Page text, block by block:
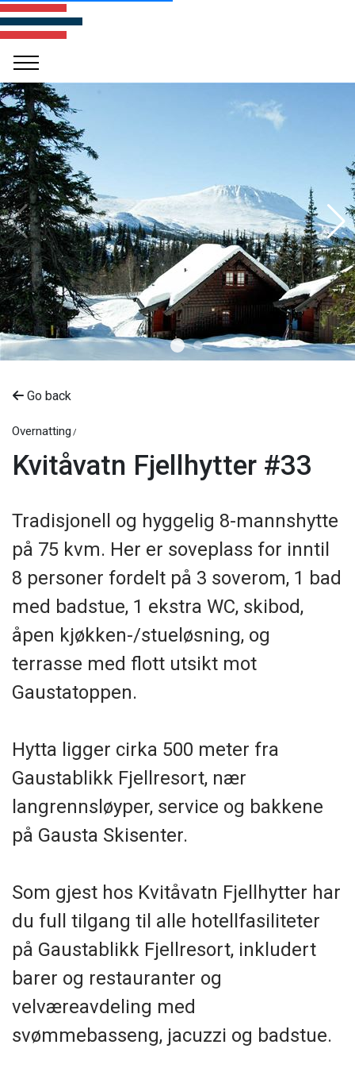
Go back
Overnatting
Kvitåvatn Fjellhytter #33
Tradisjonell og hyggelig 8-mannshytte
på 75 kvm. Her er soveplass for inntil
8 personer fordelt på 3 soverom, 1 bad
med badstue, 1 ekstra WC, skibod,
åpen kjøkken-/stueløsning, og
terrasse med flott utsikt mot
Gaustatoppen.
Hytta ligger cirka 500 meter fra
Gaustablikk Fjellresort, nær
langrennsløyper, service og bakkene
på Gausta Skisenter.
Som gjest hos Kvitåvatn Fjellhytter har
du full tilgang til alle hotellfasiliteter
på Gaustablikk Fjellresort, inkludert
barer og restauranter og
velværeavdeling med
svømmebasseng, jacuzzi og badstue.